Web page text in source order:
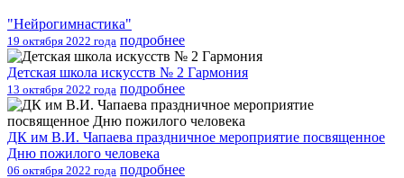
"Нейрогимнастика"
19 октября 2022 года подробнее
Детская школа искусств № 2 Гармония
13 октября 2022 года подробнее
ДК им В.И. Чапаева праздничное мероприятие посвященное
Дню пожилого человека
06 октября 2022 года подробнее